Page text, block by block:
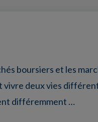
boursiers et les
vivre deux vies
différemment …